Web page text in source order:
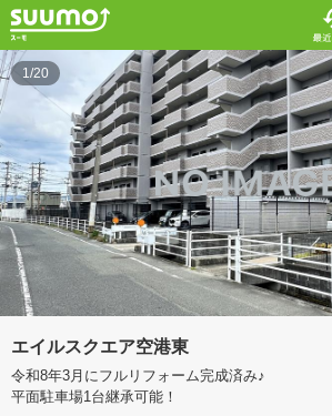
1/20
エイルスクエア空港東
令和8年3月にフルリフォーム完成済み♪
平面駐車場1台継承可能！